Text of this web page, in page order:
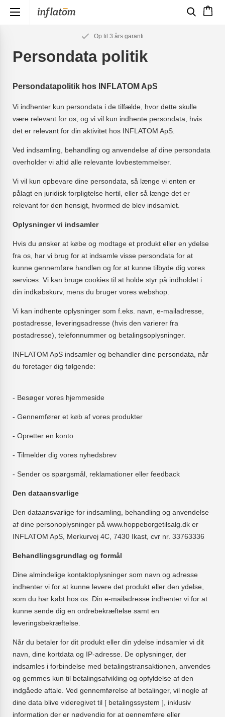
Op til 3 års garanti
Persondata politik
Persondatapolitik hos INFLATOM ApS
Vi indhenter kun persondata i de tilfælde, hvor dette skulle
være relevant for os, og vi vil kun indhente persondata, hvis
det er relevant for din aktivitet hos INFLATOM ApS.
Ved indsamling, behandling og anvendelse af dine persondata
overholder vi altid alle relevante lovbestemmelser.
Vi vil kun opbevare dine persondata, så længe vi enten er
pålagt en juridisk forpligtelse hertil, eller så længe det er
relevant for den hensigt, hvormed de blev indsamlet.
Oplysninger vi indsamler
Hvis du ønsker at købe og modtage et produkt eller en ydelse
fra os, har vi brug for at indsamle visse persondata for at
kunne gennemføre handlen og for at kunne tilbyde dig vores
services. Vi kan bruge cookies til at holde styr på indholdet i
din indkøbskurv, mens du bruger vores webshop.
Vi kan indhente oplysninger som f.eks. navn, e-mailadresse,
postadresse, leveringsadresse (hvis den varierer fra
postadresse), telefonnummer og betalingsoplysninger.
INFLATOM ApS indsamler og behandler dine persondata, når
du foretager dig følgende:
- Besøger vores hjemmeside
- Gennemfører et køb af vores produkter
- Opretter en konto
- Tilmelder dig vores nyhedsbrev
- Sender os spørgsmål, reklamationer eller feedback
Den dataansvarlige
Den dataansvarlige for indsamling, behandling og anvendelse
af dine personoplysninger på www.hoppeborgetilsalg.dk er
INFLATOM ApS, Merkurvej 4C, 7430 Ikast, cvr nr. 33763336
Behandlingsgrundlag og formål
Dine almindelige kontaktoplysninger som navn og adresse
indhenter vi for at kunne levere det produkt eller den ydelse,
som du har købt hos os. Din e-mailadresse indhenter vi for at
kunne sende dig en ordrebekræftelse samt en
leveringsbekræftelse.
Når du betaler for dit produkt eller din ydelse indsamler vi dit
navn, dine kortdata og IP-adresse. De oplysninger, der
indsamles i forbindelse med betalingstransaktionen, anvendes
og gemmes kun til betalingsafvikling og opfyldelse af den
indgåede aftale. Ved gennemførelse af betalinger, vil nogle af
dine data blive videregivet til [ betalingssystem ], inklusiv
information der er nødvendig for at gennemføre eller